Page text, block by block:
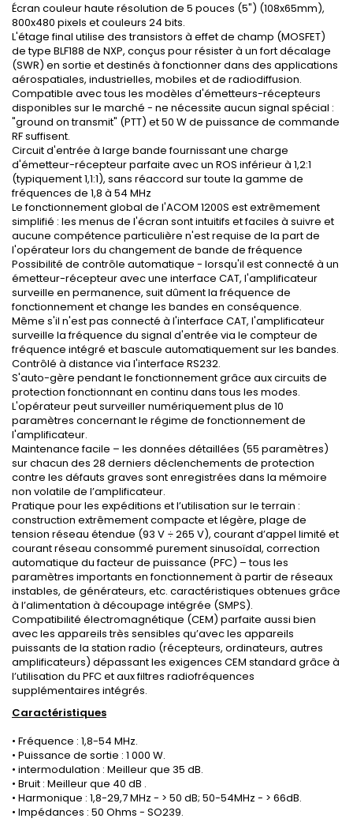
Écran couleur haute résolution de 5 pouces (5") (108x65mm),
800x480 pixels et couleurs 24 bits.
L'étage final utilise des transistors à effet de champ (MOSFET)
de type BLF188 de NXP, conçus pour résister à un fort décalage
(SWR) en sortie et destinés à fonctionner dans des applications
aérospatiales, industrielles, mobiles et de radiodiffusion.
Compatible avec tous les modèles d'émetteurs-récepteurs
disponibles sur le marché - ne nécessite aucun signal spécial :
"ground on transmit" (PTT) et 50 W de puissance de commande
RF suffisent.
Circuit d'entrée à large bande fournissant une charge
d'émetteur-récepteur parfaite avec un ROS inférieur à 1,2:1
(typiquement 1,1:1), sans réaccord sur toute la gamme de
fréquences de 1,8 à 54 MHz
Le fonctionnement global de l'ACOM 1200S est extrêmement
simplifié : les menus de l'écran sont intuitifs et faciles à suivre et
aucune compétence particulière n'est requise de la part de
l'opérateur lors du changement de bande de fréquence
Possibilité de contrôle automatique - lorsqu'il est connecté à un
émetteur-récepteur avec une interface CAT, l'amplificateur
surveille en permanence, suit dûment la fréquence de
fonctionnement et change les bandes en conséquence.
Même s'il n'est pas connecté à l'interface CAT, l'amplificateur
surveille la fréquence du signal d'entrée via le compteur de
fréquence intégré et bascule automatiquement sur les bandes.
Contrôlé à distance via l'interface RS232.
S'auto-gère pendant le fonctionnement grâce aux circuits de
protection fonctionnant en continu dans tous les modes.
L'opérateur peut surveiller numériquement plus de 10
paramètres concernant le régime de fonctionnement de
l'amplificateur.
Maintenance facile – les données détaillées (55 paramètres)
sur chacun des 28 derniers déclenchements de protection
contre les défauts graves sont enregistrées dans la mémoire
non volatile de l’amplificateur.
Pratique pour les expéditions et l’utilisation sur le terrain :
construction extrêmement compacte et légère, plage de
tension réseau étendue (93 V ÷ 265 V), courant d’appel limité et
courant réseau consommé purement sinusoïdal, correction
automatique du facteur de puissance (PFC) – tous les
paramètres importants en fonctionnement à partir de réseaux
instables, de générateurs, etc. caractéristiques obtenues grâce
à l’alimentation à découpage intégrée (SMPS).
Compatibilité électromagnétique (CEM) parfaite aussi bien
avec les appareils très sensibles qu’avec les appareils
puissants de la station radio (récepteurs, ordinateurs, autres
amplificateurs) dépassant les exigences CEM standard grâce à
l’utilisation du PFC et aux filtres radiofréquences
supplémentaires intégrés.
Caractéristiques
• Fréquence : 1,8-54 MHz.
• Puissance de sortie : 1 000 W.
• intermodulation : Meilleur que 35 dB.
• Bruit : Meilleur que 40 dB .
• Harmonique : 1,8-29,7 MHz - > 50 dB; 50-54MHz - > 66dB.
• Impédances : 50 Ohms - SO239.